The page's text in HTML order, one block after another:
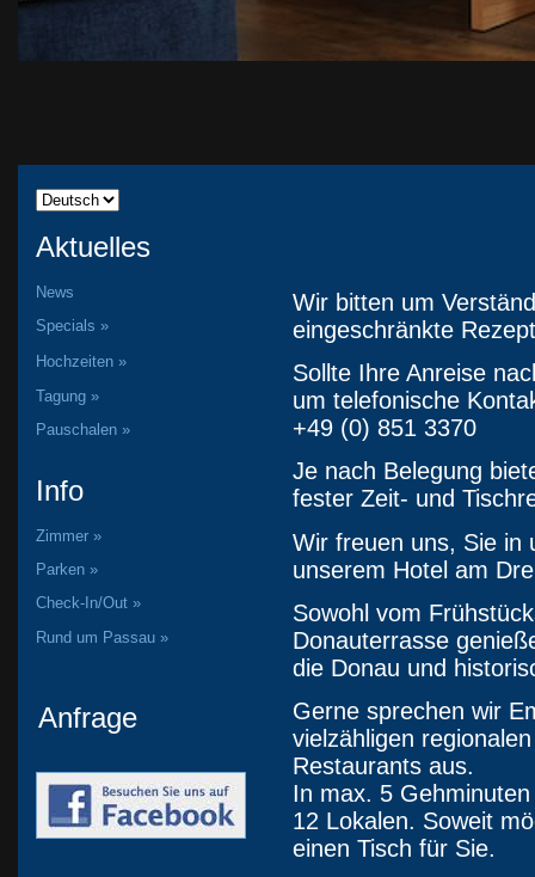
Aktuelles
News
Specials »
Hochzeiten »
Tagung »
Pauschalen »
Info
Zimmer »
Parken »
Check-In/Out »
Rund um Passau »
Anfrage
Wir bitten um
eingeschränkte
Sollte Ihre Anreise
um telefonische
+49 (0) 851 3370
Je nach Belegung
fester Zeit- und
Wir freuen uns, Sie in
unserem Hotel am
Sowohl vom
Donauterrasse
die Donau und
Gerne sprechen wir
vielzähligen
Restaurants aus.
In max. 5
12 Lokalen. Soweit
einen Tisch für Sie.